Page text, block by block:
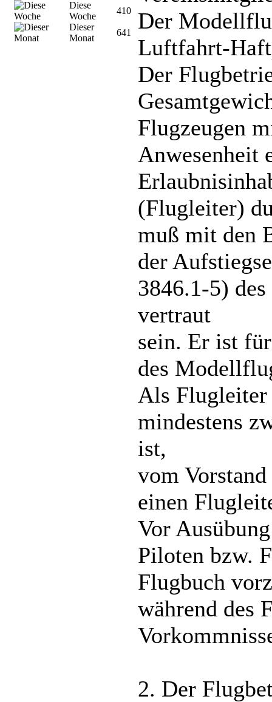
Diese
Woche
410
Dieser
Monat
641
Der
Luftfahrt-
Der
Flugzeugen
Anwesenheit
(Flugleiter)
muß mit den
der
3846.1-5)
vertraut
sein. Er ist
des
Als Flugleiter
mindestens
ist,
vom
einen
Vor
Piloten bzw.
Flugbuch
während des
2. Der